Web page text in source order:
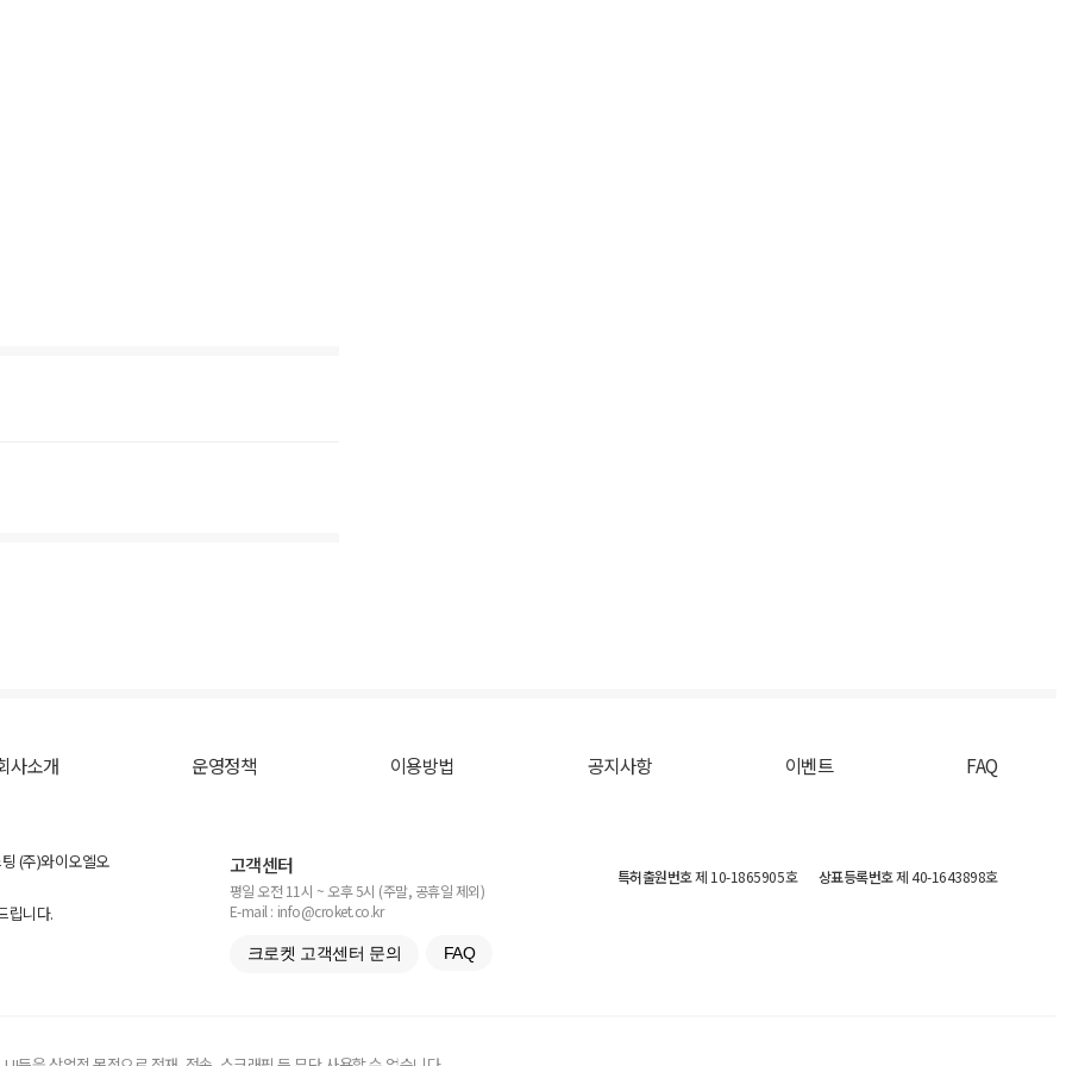
사소개 운영정책 이용방법 공지사항 이벤트 FAQ
(주)와이오엘오
립니다.
고객센터
평일 오전 11시 ~ 오후 5시 (주말, 공휴일 제외)
E-mail : info@croket.co.kr
크로켓 고객센터 문의 FAQ
특허출원번호제 10-1865905호 상표등록번호제 40-1643898호